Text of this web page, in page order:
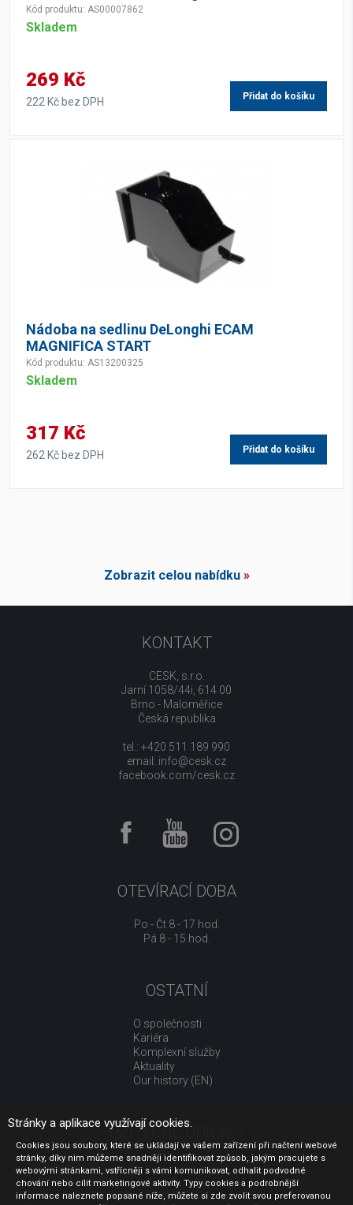
Kód produktu: AS00007862
Skladem
269 Kč
222 Kč bez DPH Přidat do košíku
Nádoba na sedlinu DeLonghi ECAM
MAGNIFICA START
Kód produktu: AS13200325
Skladem
317 Kč
262 Kč bez DPH Přidat do košíku
Zobrazit celou nabídku»
KONTAKT
CESK, s.r.o.
Jarní 1058/44i, 614 00
Brno - Maloměřice
Česká republika
tel.: +420 511 189 990
email: info@cesk.cz
facebook.com/cesk.cz
OTEVÍRACÍ DOBA
Po - Čt 8 - 17 hod.
Pá 8 - 15 hod.
OSTATNÍ
O společnosti
Kariéra
Komplexní služby
Aktuality
Our history (EN)
UŽITEČNÉ ODKAZY
Jak nakupovat
Obchodní podmínky
GDPR - ochrana osobních údajů
Stránky a aplikace využívají cookies.
Cookies jsou soubory, které se ukládají ve vašem zařízení při načtení webové
stránky, díky nim můžeme snadněji identifikovat způsob, jakým pracujete s
webovými stránkami, vstřícněji s vámi komunikovat, odhalit podvodné
chování nebo cílit marketingové aktivity. Typy cookies a podrobnější
informace naleznete popsané níže, můžete si zde zvolit svou preferovanou